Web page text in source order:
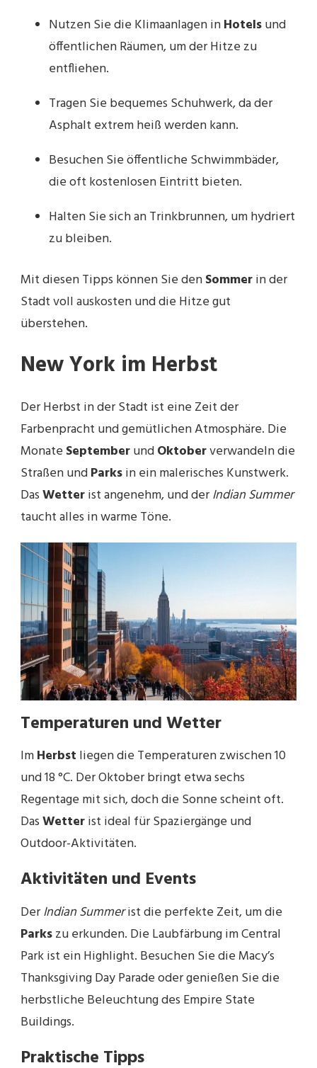
Nutzen Sie die Klimaanlagen inHotelsund
öffentlichen Räumen, um der Hitze zu
entfliehen.
Tragen Sie bequemes Schuhwerk, da der
Asphalt extrem heiß werden kann.
Besuchen Sie öffentliche Schwimmbäder,
die oft kostenlosen Eintritt bieten.
Halten Sie sich an Trinkbrunnen, um hydriert
zu bleiben.
Mit diesen Tipps können Sie denSommerin der
Stadt voll auskosten und die Hitze gut
überstehen.
New York im Herbst
Der Herbst in der Stadt ist eine Zeit der
Farbenpracht und gemütlichen Atmosphäre. Die
Monate SeptemberundOktoberverwandeln die
Straßen undParksin ein malerisches Kunstwerk.
DasWetterist angenehm, und derIndian Summer
taucht alles in warme Töne.
Temperaturen und Wetter
ImHerbst liegen die Temperaturen zwischen 10
und 18 °C. Der Oktober bringt etwa sechs
Regentage mit sich, doch die Sonne scheint oft.
DasWetterist ideal für Spaziergänge und
Outdoor-Aktivitäten.
Aktivitäten und Events
DerIndian Summerist die perfekte Zeit, um die
Parkszu erkunden. Die Laubfärbung im Central
Park ist ein Highlight. Besuchen Sie die Macy’s
Thanksgiving Day Parade oder genießen Sie die
herbstliche Beleuchtung des Empire State
Buildings.
Praktische Tipps